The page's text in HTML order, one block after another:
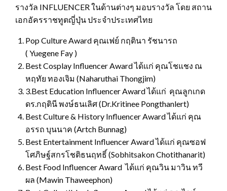
รางวัล INFLUENCER ในด้านต่างๆ มอบรางวัล โดย สถาน
เอกอัครราชทูตญี่ปุ่น ประจำประเทศไทย
Pop Culture Award คุณเฟย์ กฤตินา รัชนารถ
( Yuegene Fay )
Best Cosplay Influencer Award ได้แก่ คุณโชแชง ณ
หฤทัย ทองเจิม (Naharuthai Thongjim)
3.Best Education Influencer Award ได้แก่ คุณลูกเกด
ดร.กฤตินี พงษ์ธนเลิศ (Dr.Kritinee Pongthanlert)
Best Culture & History Influencer Award ได้แก่ คุณ
อรรถ บุนนาค (Artch Bunnag)
Best Entertainment Influencer Award ได้แก่ คุณซอฟ
โศภิษฐ์สกรโชติธนฤทธิ์ (Sobhitsakon Chotithanarit)
Best Food Influencer Award ได้แก่ คุณวิน มาวิน ทวี
ผล (Mawin Thaweephon)